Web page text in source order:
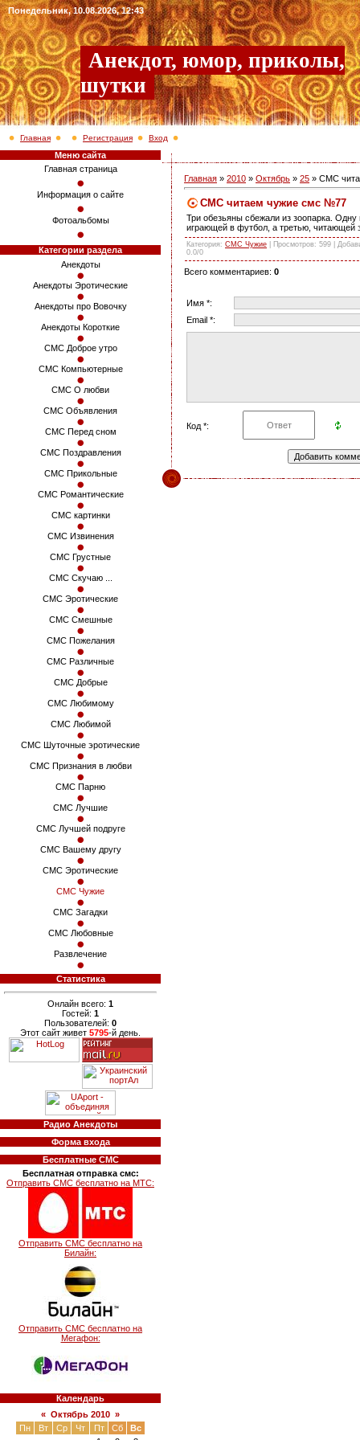
Понедельник, 10.08.2026, 12:43
Анекдот, юмор, приколы,
шутки
Главная Регистрация Вход
Меню сайта
Главная страница
Информация о сайте
Фотоальбомы
Категории раздела
Анекдоты
Анекдоты Эротические
Анекдоты про Вовочку
Анекдоты Короткие
СМС Доброе утро
СМС Компьютерные
СМС О любви
СМС Объявления
СМС Перед сном
СМС Поздравления
СМС Прикольные
СМС Романтические
СМС картинки
СМС Извинения
СМС Грустные
СМС Скучаю ...
СМС Эротические
СМС Смешные
СМС Пожелания
СМС Различные
СМС Добрые
СМС Любимому
СМС Любимой
СМС Шуточные эротические
СМС Признания в любви
СМС Парню
СМС Лучшие
СМС Лучшей подруге
СМС Вашему другу
СМС Эротические
СМС Чужие
СМС Загадки
СМС Любовные
Развлечение
Статистика
Онлайн всего: 1
Гостей: 1
Пользователей: 0
Этот сайт живет 5795-й день.
Радио Анекдоты
Форма входа
Бесплатные СМС
Бесплатная отправка смс:
Отправить СМС бесплатно на МТС:
Отправить СМС бесплатно на
Билайн:
Отправить СМС бесплатно на
Мегафон:
Календарь
« Октябрь 2010 »
Пн
Вт Ср Чт Пт Сб
Вс
Главная » 2010 » Октябрь » 25 » СМС
СМС читаем чужие смс №77
Три обезьяны сбежали из зоопарка.
играющей в футбол, а третью, читающей
Категория: СМС Чужие Просмотров: 599 |
0.0/0
Всего комментариев: 0
Имя *:
Email *:
Код *: